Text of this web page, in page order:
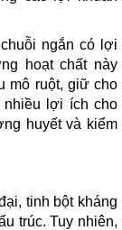
ngắn có lợi
hoạt chất này
mô ruột, giữ cho
nhiều lợi ích cho
huyết và kiểm
tinh bột kháng
trúc. Tuy nhiên,